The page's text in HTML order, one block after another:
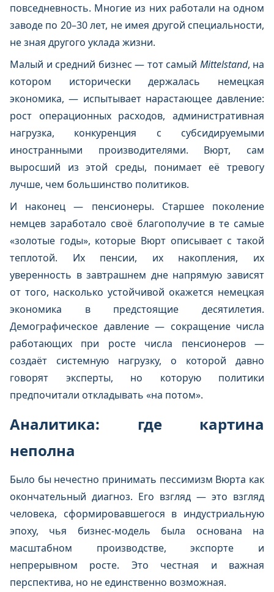
повседневность. Многие из них работали на одном
заводе по 20–30 лет, не имея другой специальности,
не зная другого уклада жизни.
Малый и средний бизнес — тот самый Mittelstand, на
котором исторически держалась немецкая
экономика, — испытывает нарастающее давление:
рост операционных расходов, административная
нагрузка, конкуренция с субсидируемыми
иностранными производителями. Вюрт, сам
выросший из этой среды, понимает её тревогу
лучше, чем большинство политиков.
И наконец — пенсионеры. Старшее поколение
немцев заработало своё благополучие в те самые
«золотые годы», которые Вюрт описывает с такой
теплотой. Их пенсии, их накопления, их
уверенность в завтрашнем дне напрямую зависят
от того, насколько устойчивой окажется немецкая
экономика в предстоящие десятилетия.
Демографическое давление — сокращение числа
работающих при росте числа пенсионеров —
создаёт системную нагрузку, о которой давно
говорят эксперты, но которую политики
предпочитали откладывать «на потом».
Аналитика: где картина
неполна
Было бы нечестно принимать пессимизм Вюрта как
окончательный диагноз. Его взгляд — это взгляд
человека, сформировавшегося в индустриальную
эпоху, чья бизнес-модель была основана на
масштабном производстве, экспорте и
непрерывном росте. Это честная и важная
перспектива, но не единственно возможная.